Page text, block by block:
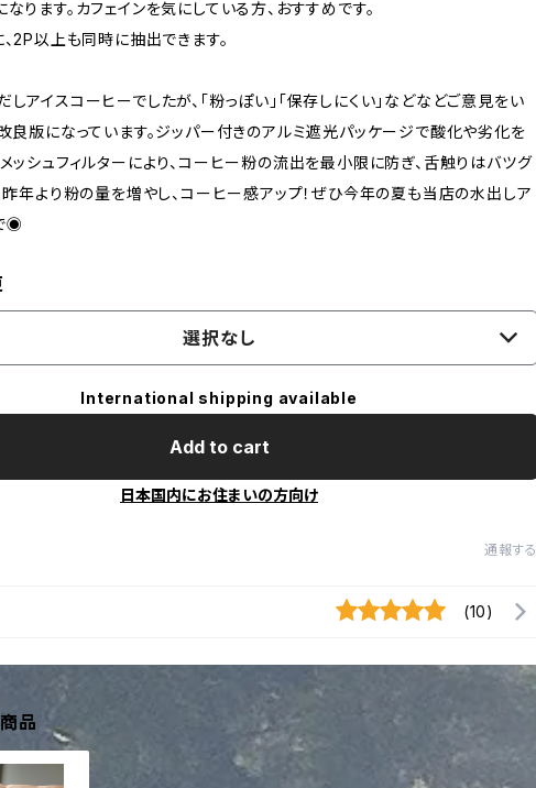
ります。カフェインを気にしている方、おすすめです。
2P以上も同時に抽出できます。
アイスコーヒーでしたが、「粉っぽい」「保存しにくい」などなどご意見をい
良版になっています。ジッパー付きのアルミ遮光パッケージで酸化や劣化を
ッシュフィルターにより、コーヒー粉の流出を最小限に防ぎ、舌触りはバツグ
昨年より粉の量を増やし、コーヒー感アップ！ぜひ今年の夏も当店の水出しア
◉
選択なし
International shipping available
Add to cart
日本国内にお住まいの方向け
通報する
(10)
品